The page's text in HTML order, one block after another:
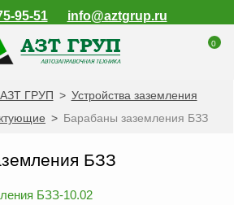
95-51 info@aztgrup.ru
0
АЗТ ГРУП > Устройства заземления
> Барабаны заземления БЗЗ
БЗЗ